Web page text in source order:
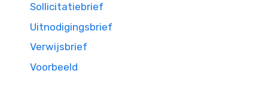
Sollicitatiebrief
Uitnodigingsbrief
Verwijsbrief
Voorbeeld